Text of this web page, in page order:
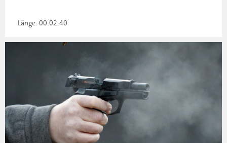
Länge: 00:02:40